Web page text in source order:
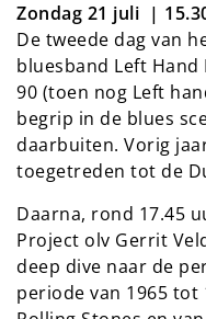
Zondag 21 juli |
De tweede dag van
bluesband Left Hand
90 (toen nog Left
begrip in de blues
daarbuiten. Vorig
toegetreden tot de
Daarna, rond 17.45
Project olv Gerrit
deep dive naar de
periode van 1965 tot